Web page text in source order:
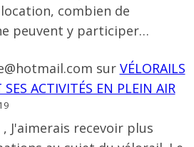
combien de
peuvent y participer…
sur VÉLORAILS
SES ACTIVITÉS EN PLEIN AIR
J'aimerais recevoir plus